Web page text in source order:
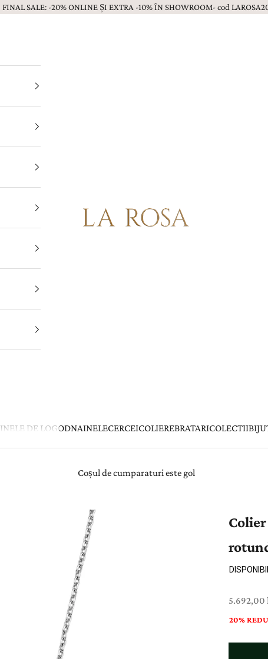
FINAL SALE: -20% ONLINE ȘI EXTRA -10% ÎN SHOWROOM- cod
Bijuterii LA ROSA
INELE DE LOGODNAINELECERCEICOLIEREBRATARICOLECTII
Coșul de cumparaturi este gol
Preț cu
5.692,00
20%